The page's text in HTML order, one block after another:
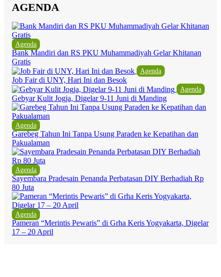
AGENDA
Agenda
Bank Mandiri dan RS PKU Muhammadiyah Gelar Khitanan
Gratis
Agenda
Job Fair di UNY, Hari Ini dan Besok
Agenda
Gebyar Kulit Jogja, Digelar 9-11 Juni di Manding
Agenda
Garebeg Tahun Ini Tanpa Usung Paraden ke Kepatihan dan
Pakualaman
Agenda
Sayembara Pradesain Penanda Perbatasan DIY Berhadiah Rp
80 Juta
Agenda
Pameran “Merintis Pewaris” di Grha Keris Yogyakarta, Digelar
17 – 20 April